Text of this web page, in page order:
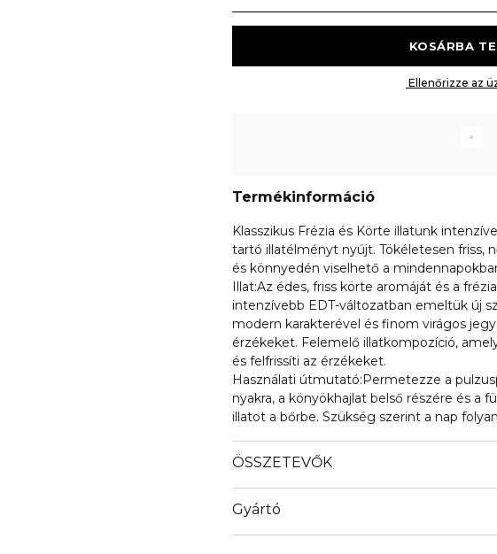
Termékinformáció
Klasszikus Frézia és Körte illatunk
tartó illatélményt nyújt. Tökéletesen friss,
és könnyedén viselhető a
Illat:Az édes, friss körte aromáját és a
intenzívebb EDT-változatban emeltük új
modern karakterével és finom virágos
érzékeket. Felemelő illatkompozíció,
és felfrissíti az érzékeket.
Használati útmutató:Permetezze a
nyakra, a könyökhajlat belső részére és a
illatot a bőrbe. Szükség szerint a nap
ÖSSZETEVŐK
Gyártó